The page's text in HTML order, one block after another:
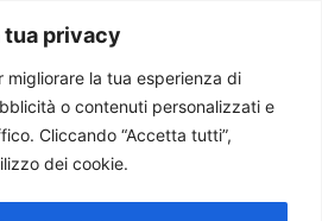
tua privacy
migliorare la tua esperienza di
o contenuti personalizzati e
Cliccando “Accetta tutti”,
dei cookie.
dal gender,
a